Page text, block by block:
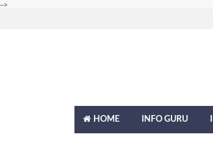
-->
HOME INFO GURU